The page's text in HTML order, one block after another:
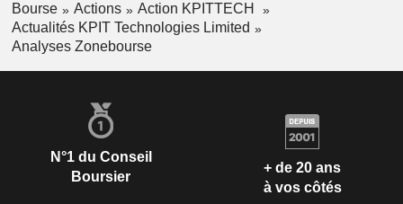
Bourse Actions
Action KPITTECH
Actualités KPIT Technologies Limited
Analyses Zonebourse
N°1 du Conseil
Boursier
+ de 20 ans
à vos côtés